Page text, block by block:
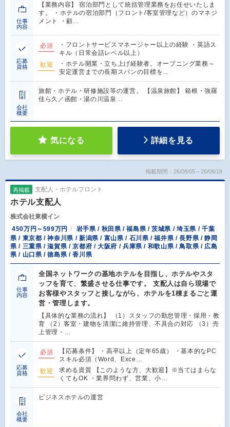
仕事
内容
【業務内容】 宿泊部門として統括管理業務をお任せいたしま
す。 ・ホテルの宿泊部門（フロント/客室管理など）のマネジ
メント ・顧…
応募
資格
必須
・フロントサービスマネージャー以上の経験 ・英語ス
キル（日常会話レベル以上）
歓迎
・ホテル開業・立ち上げ経験者。オープニング業務～
安定運営までの長期スパンの目標を…
会社
概要
旅館・ホテル・研修施設等の運営。 【温泉旅館】 箱根・強羅
佳ら久／函館・湯の川温泉…
気になる 詳細を見る
掲載期間：26/08/05～26/08/18
再掲載 支配人・ホテルフロント
ホテル支配人
株式会社東横イン
450万円～599万円
岩手県 / 秋田県 / 福島県 / 茨城県 / 埼玉県 / 千葉
県 / 東京都 / 神奈川県 / 新潟県 / 富山県 / 石川県 / 福井県 / 長野県 / 静岡
県 / 三重県 / 滋賀県 / 京都府 / 大阪府 / 兵庫県 / 和歌山県 / 鳥取県 / 広島
県 / 山口県 / 徳島県 / 香川県
仕事
内容
全国ネットワークの基地ホテルを目指し、ホテルやスタ
ッフを育て、繁盛させる仕事です。 支配人は自ら現場で
お客様やスタッフと接しながら、ホテルを1棟まるごと運
営・管理します。
【具体的な業務の流れ】 （1）スタッフの勤怠管理・採用・教
育 （2）客室・建物を清潔に維持管理、不具合の対応 （3）売
上管理・…
応募
資格
必須
【応募条件】 ・高卒以上（定年65歳） ・基本的なPC
スキル必須（Word、Exce…
歓迎
求める資質 【このような方、大歓迎】※当てはまらな
くてもOK ・業界問わず、営業、小…
会社
概要
ビジネスホテルの運営